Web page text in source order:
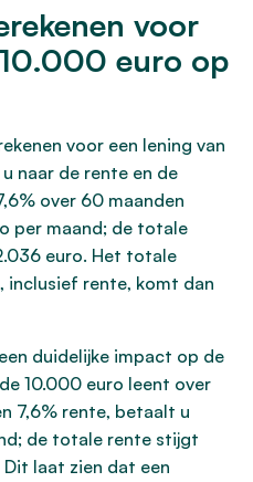
voor
euro op
voor een lening van
naar de rente en de
over 60 maanden
per maand; de totale
euro. Het totale
rente, komt dan
duidelijke impact op de
10.000 euro leent over
7,6% rente, betaalt u
de totale rente stijgt
laat zien dat een